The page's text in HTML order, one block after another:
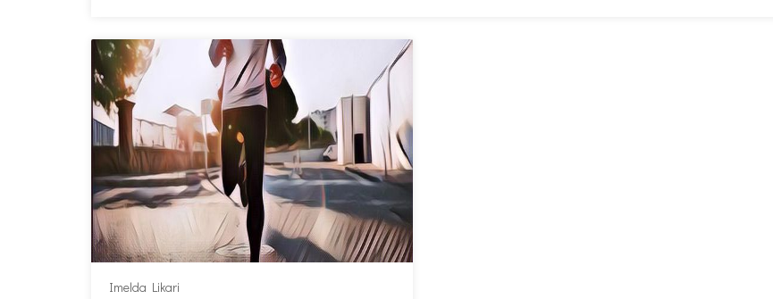
Imelda Likari